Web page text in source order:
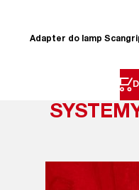
Adapter do lamp